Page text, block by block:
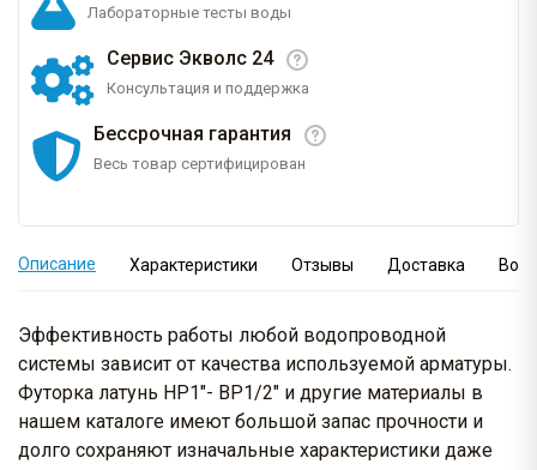
Лабораторные тесты воды
Сервис Экволс 24
Консультация и поддержка
Бессрочная гарантия
Весь товар сертифицирован
Описание Характеристики Отзывы Доставка
Эффективность работы любой водопроводной
системы зависит от качества используемой арматуры.
Футорка латунь НР1"- ВР1/2" и другие материалы в
нашем каталоге имеют большой запас прочности и
долго сохраняют изначальные характеристики даже